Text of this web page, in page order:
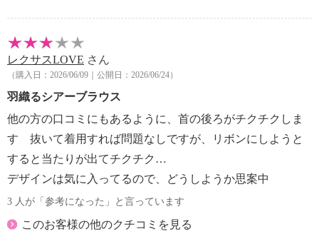
レクサスLOVE さん
（購入日：2026/06/09｜公開日：2026/06/24）
羽織るシアーブラウス
他の方の口コミにもあるように、首の後ろがチクチクしま
す 抜いて着用すれば問題なしですが、リボンにしようと
すると当たりが出てチクチク…
デザインは気に入ってるので、どうしようか思案中
3 人が「参考になった」と言っています
このお客様の他のクチコミを見る